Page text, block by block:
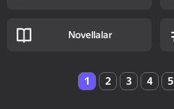
Novellalar
1 2 3 4 5